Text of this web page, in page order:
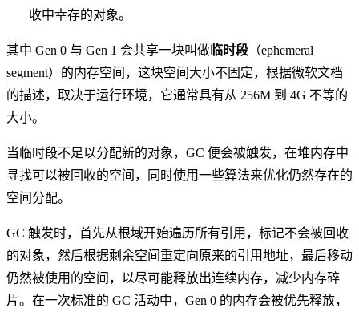
收中幸存的对象。
其中 Gen 0 与 Gen 1 会共享一块叫做 临时段 （ephemeral
segment）的内存空间，这块空间大小不固定，根据微软文档
的描述，取决于运行环境，它通常具有从 256M 到 4G 不等的
大小。
当临时段不足以分配新的对象，GC 便会被触发，在堆内存中
寻找可以被回收的空间，同时使用一些算法来优化仍然存在的
空间分配。
GC 触发时，首先从根域开始遍历所有引用，标记不会被回收
的对象，然后根据剩余空间重定向原来的引用地址，最后移动
仍然被使用的空间，以尽可能释放出连续内存，减少内存碎
片。在一次标准的 GC 活动中，Gen 0 的内存会被优先释放，